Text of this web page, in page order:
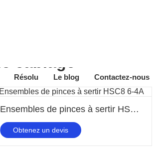
Résolu Le blog Contactez-nous
Ensembles de pinces à sertir HSC8 6-4A
Obtenez un devis